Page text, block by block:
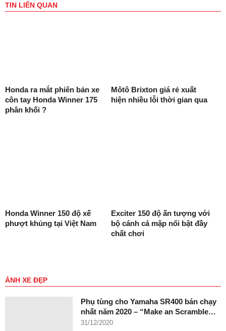
TIN LIÊN QUAN
Honda ra mắt phiên bản xe
côn tay Honda Winner 175
phân khối ?
Môtô Brixton giá rẻ xuất
hiện nhiều lỗi thời gian qua
Honda Winner 150 độ xế
phượt khủng tại Việt Nam
Exciter 150 độ ấn tượng với
bộ cánh cá mập nổi bật đầy
chất chơi
ẢNH XE ĐẸP
Phụ tùng cho Yamaha SR400 bán chạy
nhất năm 2020 – “Make an Scramble…
31/12/2020